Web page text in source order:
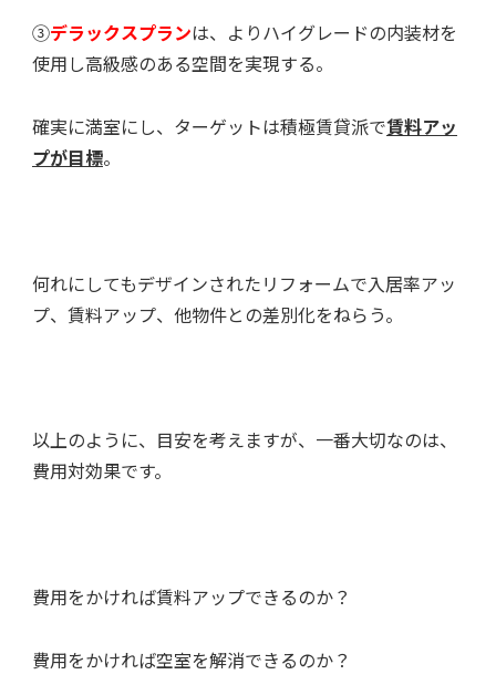
③デラックスプランは、よりハイグレードの内装材を
使用し高級感のある空間を実現する。
確実に満室にし、ターゲットは積極賃貸派で賃料アッ
プが目標。
何れにしてもデザインされたリフォームで入居率アッ
プ、賃料アップ、他物件との差別化をねらう。
以上のように、目安を考えますが、一番大切なのは、
費用対効果です。
費用をかければ賃料アップできるのか？
費用をかければ空室を解消できるのか？